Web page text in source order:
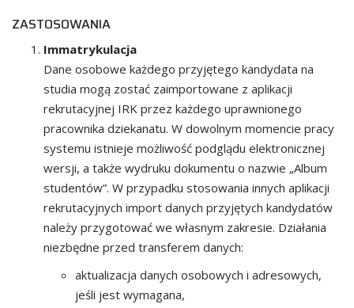
ZASTOSOWANIA
Immatrykulacja
Dane osobowe każdego przyjętego kandydata na
studia mogą zostać zaimportowane z aplikacji
rekrutacyjnej IRK przez każdego uprawnionego
pracownika dziekanatu. W dowolnym momencie pracy
systemu istnieje możliwość podglądu elektronicznej
wersji, a także wydruku dokumentu o nazwie „Album
studentów”. W przypadku stosowania innych aplikacji
rekrutacyjnych import danych przyjętych kandydatów
należy przygotować we własnym zakresie. Działania
niezbędne przed transferem danych:
aktualizacja danych osobowych i adresowych,
jeśli jest wymagana,